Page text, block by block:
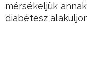
mérsékeljük
diabétesz